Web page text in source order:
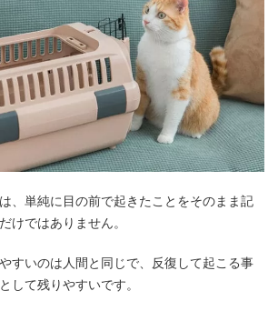
、単純に目の前で起きたことをそのまま記
けではありません。
すいのは人間と同じで、反復して起こる事
して残りやすいです。